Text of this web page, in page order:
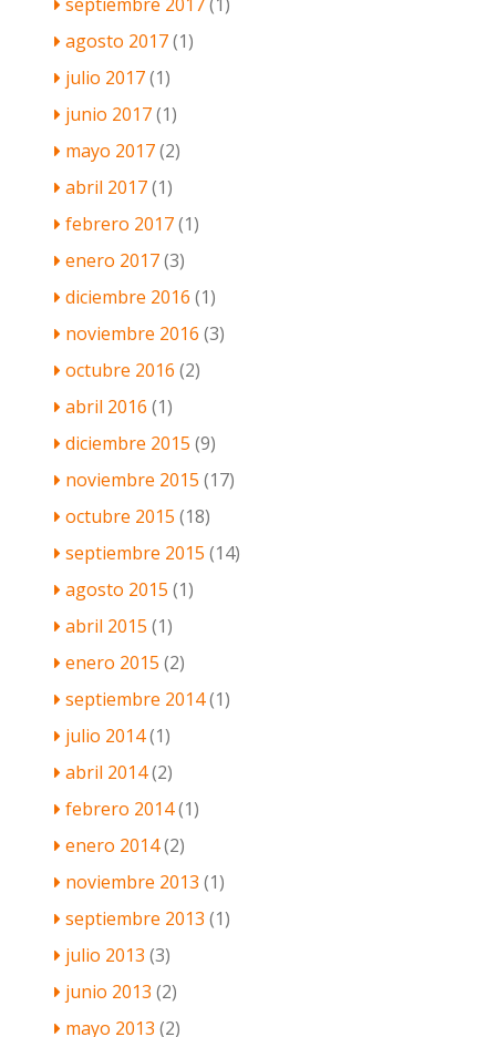
agosto 2017(1)
julio 2017(1)
junio 2017(1)
mayo 2017(2)
abril 2017(1)
febrero 2017(1)
enero 2017(3)
diciembre 2016 (1)
noviembre 2016 (3)
octubre 2016 (2)
abril 2016 (1)
diciembre 2015 (9)
noviembre 2015 (17)
octubre 2015 (18)
septiembre 2015 (14)
agosto 2015 (1)
abril 2015 (1)
enero 2015 (2)
septiembre 2014(1)
julio 2014(1)
abril 2014(2)
febrero 2014(1)
enero 2014(2)
noviembre 2013 (1)
septiembre 2013 (1)
julio 2013 (3)
junio 2013 (2)
mayo 2013 (2)